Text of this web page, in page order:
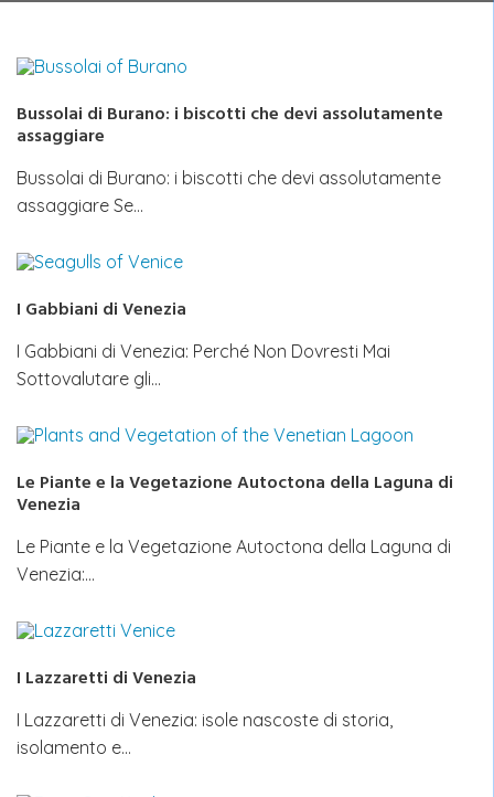
Bussolai di Burano: i biscotti che devi assolutamente
assaggiare
Bussolai di Burano: i biscotti che devi assolutamente
assaggiare Se…
I Gabbiani di Venezia
I Gabbiani di Venezia: Perché Non Dovresti Mai
Sottovalutare gli…
Le Piante e la Vegetazione Autoctona della Laguna di
Venezia
Le Piante e la Vegetazione Autoctona della Laguna di
Venezia:…
I Lazzaretti di Venezia
I Lazzaretti di Venezia: isole nascoste di storia,
isolamento e…